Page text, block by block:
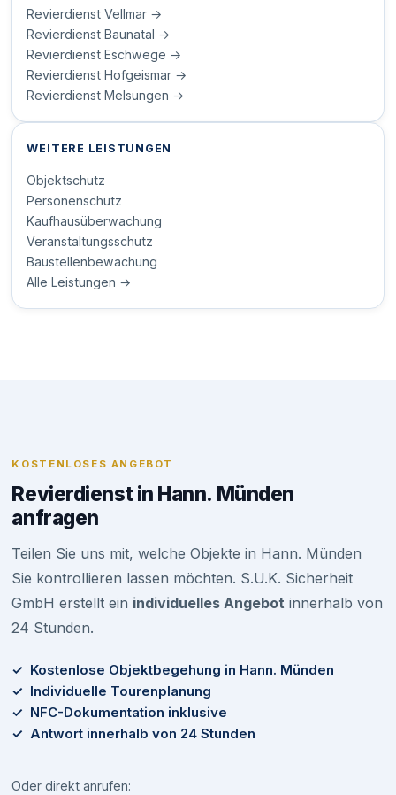
Revierdienst Vellmar →
Revierdienst Baunatal →
Revierdienst Eschwege →
Revierdienst Hofgeismar →
Revierdienst Melsungen →
WEITERE LEISTUNGEN
Objektschutz
Personenschutz
Kaufhausüberwachung
Veranstaltungsschutz
Baustellenbewachung
Alle Leistungen →
KOSTENLOSES ANGEBOT
Revierdienst in Hann. Münden
anfragen
Teilen Sie uns mit, welche Objekte in Hann. Münden
Sie kontrollieren lassen möchten. S.U.K. Sicherheit
GmbH erstellt ein individuelles Angebot innerhalb von
24 Stunden.
✓ Kostenlose Objektbegehung in Hann. Münden
✓ Individuelle Tourenplanung
✓ NFC-Dokumentation inklusive
✓ Antwort innerhalb von 24 Stunden
Oder direkt anrufen: